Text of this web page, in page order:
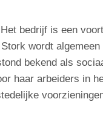
bedrijf is een
wordt
bekend als
haar arbeiders in